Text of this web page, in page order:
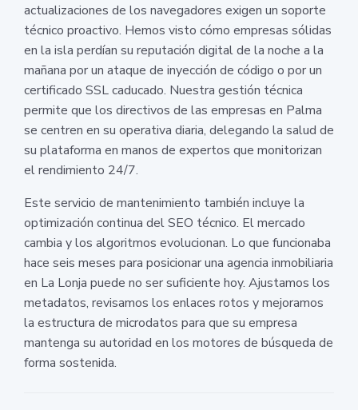
actualizaciones de los navegadores exigen un soporte
técnico proactivo. Hemos visto cómo empresas sólidas
en la isla perdían su reputación digital de la noche a la
mañana por un ataque de inyección de código o por un
certificado SSL caducado. Nuestra gestión técnica
permite que los directivos de las empresas en Palma
se centren en su operativa diaria, delegando la salud de
su plataforma en manos de expertos que monitorizan
el rendimiento 24/7.
Este servicio de mantenimiento también incluye la
optimización continua del SEO técnico. El mercado
cambia y los algoritmos evolucionan. Lo que funcionaba
hace seis meses para posicionar una agencia inmobiliaria
en La Lonja puede no ser suficiente hoy. Ajustamos los
metadatos, revisamos los enlaces rotos y mejoramos
la estructura de microdatos para que su empresa
mantenga su autoridad en los motores de búsqueda de
forma sostenida.